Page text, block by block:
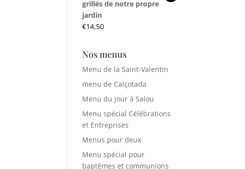
grillés de notre propre
jardin
€14,50
Nos menus
Menu de la Saint-Valentin
menu de Calçotada
Menu du jour à Salou
Menu spécial Célébrations
et Entreprises
Menus pour deux
Menu spécial pour
baptêmes et communions